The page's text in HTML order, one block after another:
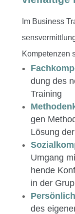
Im Busi­ness
Kom­pe­ten­zen
dung des
Training
gen
Lösung
Umgang
hende
in der
des